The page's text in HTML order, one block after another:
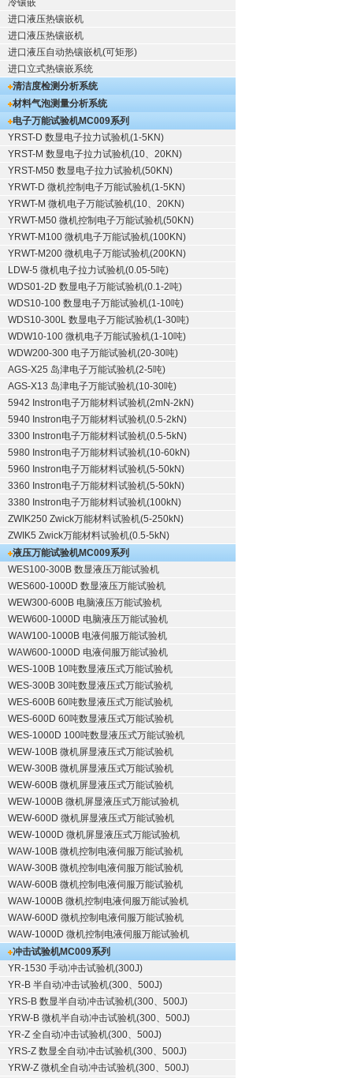
冷镶嵌
进口液压热镶嵌机
进口液压热镶嵌机
进口液压自动热镶嵌机(可矩形)
进口立式热镶嵌系统
清洁度检测分析系统
材料气泡测量分析系统
电子万能试验机MC009系列
YRST-D 数显电子拉力试验机(1-5KN)
YRST-M 数显电子拉力试验机(10、20KN)
YRST-M50 数显电子拉力试验机(50KN)
YRWT-D 微机控制电子万能试验机(1-5KN)
YRWT-M 微机电子万能试验机(10、20KN)
YRWT-M50 微机控制电子万能试验机(50KN)
YRWT-M100 微机电子万能试验机(100KN)
YRWT-M200 微机电子万能试验机(200KN)
LDW-5 微机电子拉力试验机(0.05-5吨)
WDS01-2D 数显电子万能试验机(0.1-2吨)
WDS10-100 数显电子万能试验机(1-10吨)
WDS10-300L 数显电子万能试验机(1-30吨)
WDW10-100 微机电子万能试验机(1-10吨)
WDW200-300 电子万能试验机(20-30吨)
AGS-X25 岛津电子万能试验机(2-5吨)
AGS-X13 岛津电子万能试验机(10-30吨)
5942 Instron电子万能材料试验机(2mN-2kN)
5940 Instron电子万能材料试验机(0.5-2kN)
3300 Instron电子万能材料试验机(0.5-5kN)
5980 Instron电子万能材料试验机(10-60kN)
5960 Instron电子万能材料试验机(5-50kN)
3360 Instron电子万能材料试验机(5-50kN)
3380 Instron电子万能材料试验机(100kN)
ZWIK250 Zwick万能材料试验机(5-250kN)
ZWIK5 Zwick万能材料试验机(0.5-5kN)
液压万能试验机MC009系列
WES100-300B 数显液压万能试验机
WES600-1000D 数显液压万能试验机
WEW300-600B 电脑液压万能试验机
WEW600-1000D 电脑液压万能试验机
WAW100-1000B 电液伺服万能试验机
WAW600-1000D 电液伺服万能试验机
WES-100B 10吨数显液压式万能试验机
WES-300B 30吨数显液压式万能试验机
WES-600B 60吨数显液压式万能试验机
WES-600D 60吨数显液压式万能试验机
WES-1000D 100吨数显液压式万能试验机
WEW-100B 微机屏显液压式万能试验机
WEW-300B 微机屏显液压式万能试验机
WEW-600B 微机屏显液压式万能试验机
WEW-1000B 微机屏显液压式万能试验机
WEW-600D 微机屏显液压式万能试验机
WEW-1000D 微机屏显液压式万能试验机
WAW-100B 微机控制电液伺服万能试验机
WAW-300B 微机控制电液伺服万能试验机
WAW-600B 微机控制电液伺服万能试验机
WAW-1000B 微机控制电液伺服万能试验机
WAW-600D 微机控制电液伺服万能试验机
WAW-1000D 微机控制电液伺服万能试验机
冲击试验机MC009系列
YR-1530 手动冲击试验机(300J)
YR-B 半自动冲击试验机(300、500J)
YRS-B 数显半自动冲击试验机(300、500J)
YRW-B 微机半自动冲击试验机(300、500J)
YR-Z 全自动冲击试验机(300、500J)
YRS-Z 数显全自动冲击试验机(300、500J)
YRW-Z 微机全自动冲击试验机(300、500J)